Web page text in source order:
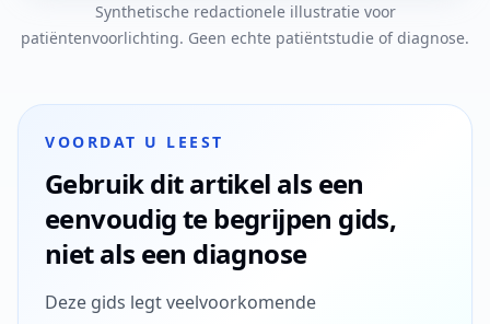
Synthetische redactionele illustratie voor
patiëntenvoorlichting. Geen echte patiëntstudie of diagnose.
VOORDAT U LEEST
Gebruik dit artikel als een
eenvoudig te begrijpen gids,
niet als een diagnose
Deze gids legt veelvoorkomende